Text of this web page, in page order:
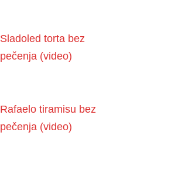
Sladoled torta bez
pečenja (video)
Rafaelo tiramisu bez
pečenja (video)